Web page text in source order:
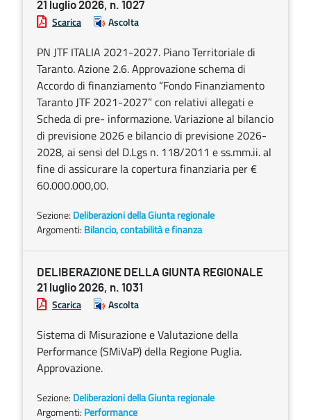
21 luglio 2026, n. 1027
Scarica Ascolta
PN JTF ITALIA 2021-2027. Piano Territoriale di
Taranto. Azione 2.6. Approvazione schema di
Accordo di finanziamento “Fondo Finanziamento
Taranto JTF 2021-2027” con relativi allegati e
Scheda di pre- informazione. Variazione al bilancio
di previsione 2026 e bilancio di previsione 2026-
2028, ai sensi del D.Lgs n. 118/2011 e ss.mm.ii. al
fine di assicurare la copertura finanziaria per €
60.000.000,00.
Sezione: Deliberazioni della Giunta regionale
Argomenti: Bilancio, contabilità e finanza
DELIBERAZIONE DELLA GIUNTA REGIONALE
21 luglio 2026, n. 1031
Scarica Ascolta
Sistema di Misurazione e Valutazione della
Performance (SMiVaP) della Regione Puglia.
Approvazione.
Sezione: Deliberazioni della Giunta regionale
Argomenti: Performance